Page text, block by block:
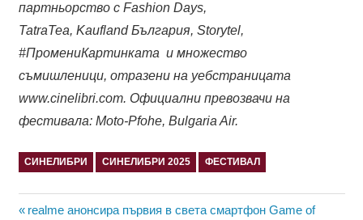
партньорство с Fashion Days,
TatraTea, Kaufland България, Storytel,
#ПромениКартинката и множество
съмишленици, отразени на уебстраницата
www.cinelibri.com. Официални превозвачи на
фестивала: Moto-Pfohe, Bulgaria Air.
СИНЕЛИБРИ СИНЕЛИБРИ 2025 ФЕСТИВАЛ
Previous
realme анонсира първия в света смартфон Game of